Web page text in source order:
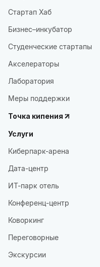
Стартап Хаб
Бизнес–инкубатор
Студенческие стартапы
Акселераторы
Лаборатория
Меры поддержки
Точка кипения
Услуги
Киберпарк-арена
Дата-центр
ИТ-парк отель
Конференц-центр
Коворкинг
Переговорные
Экскурсии